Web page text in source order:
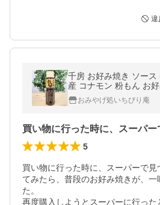
違
千房 お好み焼き ソー
産 コナモン 粉もん お好みソース お好み焼き
ソース 調味料 地ソース 関西 有名店 人気店
お取り寄せ ソース
おみやげ処いちびり庵
5
買い物に行った時に、スーパーで見
てみたら、普段のお好み焼きが、一
た。
再度購入しようとスーパーに行っ